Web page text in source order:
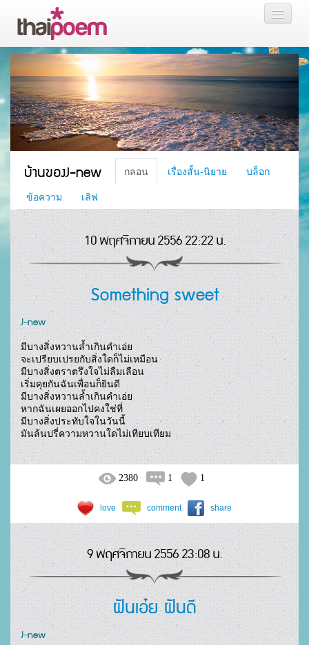
หน้าแรก
กลอน
เรื่องสั้น นิยาย
บล็อก
สมาชิก
หน้าส่วนตัว
บ้านของJ-new กลอน เรื่องสั้น-นิยาย
บล็อก
ข้อความ
เลิฟ
10 พฤศจิกายน 2556 22:22 น.
Something sweet
J-new
มีบางสิ่งหวานล้ำเกินคำเอ่ย
จะเปรียบเปรยกับสิ่งใดก็ไม่เหมือน
มีบางสิ่งตราตรึงใจไม่ลืมเลือน
เริ่มคุยกันฉันเพื่อนก็ยินดี
มีบางสิ่งหวานล้ำเกินคำเอ่ย
หากฉันเผยออกไปคงใช่ที่
มีบางสิ่งประทับใจในวันนี้
มันล้นปรี่ความหวานใดไม่เทียบเทียม
2380 1 1
love comment share
9 พฤศจิกายน 2556 23:08 น.
ฝันเอ๋ย ฝันดี
J-new